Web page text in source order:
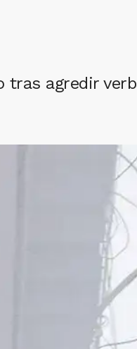
tras agredir